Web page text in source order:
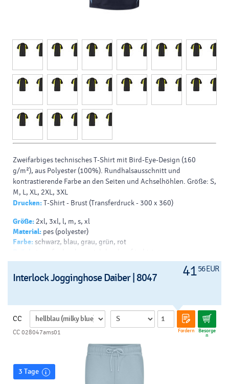
Zweifarbiges technisches T-Shirt mit Bird-Eye-Design (160
g/m²), aus Polyester (100%). Rundhalsausschnitt und
kontrastierende Farbe an den Seiten und Achselhöhlen. Größe: S,
M, L, XL, 2XL, 3XL
Drucken:T-Shirt - Brust (Transferdruck - 300 x 360)
Größe: 2xl, 3xl, l, m, s, xl
Material: pes (polyester)
Farbe: schwarz, blau, grau, grün, rot
4156 EUR
Interlock Jogginghose Daiber | 8047
CC
Fordern Besorge
n
CC 028047ams01
3 Tage